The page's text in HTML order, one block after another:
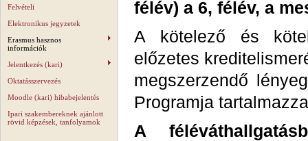
Felvételi
Elektronikus jegyzetek
Erasmus hasznos
információk
Jelentkezés (kari)
Oktatásszervezés
Moodle (kari) hibabejelentés
Ipari szakembereknek ajánlott
rövid képzések, tanfolyamok
félév) a 6, félév, a
A kötelező és
előzetes
megszerzendő
Programja
A